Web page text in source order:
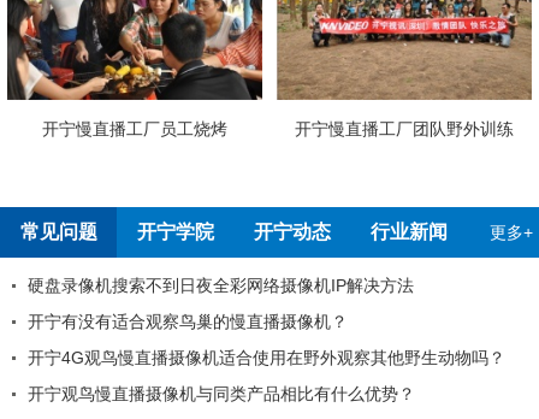
工厂员工烧烤
开宁慢直播工厂团队野外训练
常见问题 开宁学院 开宁动态 行业新闻 更多+
索不到日夜全彩网络摄像机IP解决方法
合观察鸟巢的慢直播摄像机？
直播摄像机适合使用在野外观察其他野生动物吗？
播摄像机与同类产品相比有什么优势？
工程商如何